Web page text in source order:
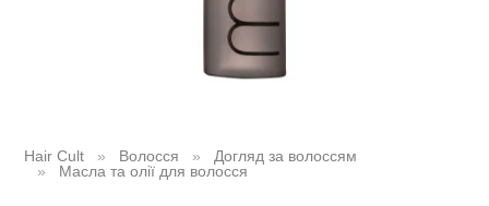
Hair Cult Волосся
Догляд за волоссям
Масла та олії для волосся